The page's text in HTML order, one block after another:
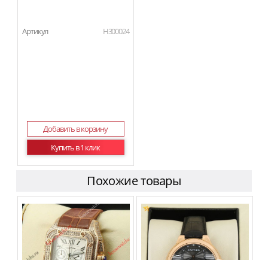
Артикул H300024
Добавить в корзину
Купить в 1 клик
Похожие товары